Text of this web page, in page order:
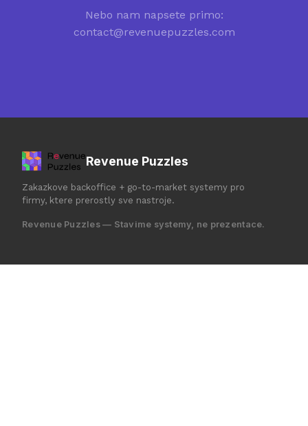
Nebo nam napsete primo:
contact@revenuepuzzles.com
Revenue Puzzles
Zakazkove backoffice + go-to-market systemy pro
firmy, ktere prerostly sve nastroje.
Revenue Puzzles — Stavime systemy, ne prezentace.